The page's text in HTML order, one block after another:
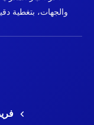
والجهات، بتغطية